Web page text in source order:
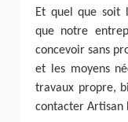
Et quel que soit
que notre
concevoir sans
et les moyens
travaux propre,
contacter Artisan